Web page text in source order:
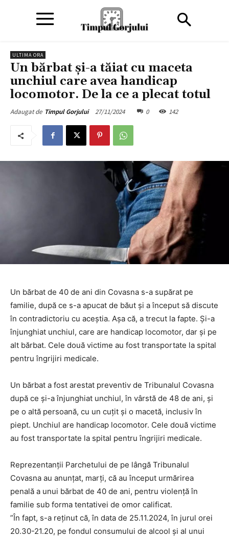
ULTIMA ORA
Un bărbat și-a tăiat cu maceta
unchiul care avea handicap
locomotor. De la ce a plecat totul
Adaugat de Timpul Gorjului 27/11/2024 0 142
Un bărbat de 40 de ani din Covasna s-a supărat pe
familie, după ce s-a apucat de băut și a început să discute
în contradictoriu cu aceștia. Așa că, a trecut la fapte. Și-a
înjunghiat unchiul, care are handicap locomotor, dar și pe
alt bărbat. Cele două victime au fost transportate la spital
pentru îngrijiri medicale.
Un bărbat a fost arestat preventiv de Tribunalul Covasna
după ce şi-a înjunghiat unchiul, în vârstă de 48 de ani, şi
pe o altă persoană, cu un cuţit şi o macetă, inclusiv în
piept. Unchiul are handicap locomotor. Cele două victime
au fost transportate la spital pentru îngrijiri medicale.
Reprezentanţii Parchetului de pe lângă Tribunalul
Covasna au anunţat, marţi, că au început urmărirea
penală a unui bărbat de 40 de ani, pentru violenţă în
familie sub forma tentativei de omor calificat.
”În fapt, s-a reţinut că, în data de 25.11.2024, în jurul orei
20.30-21.20, pe fondul consumului de alcool şi al unui